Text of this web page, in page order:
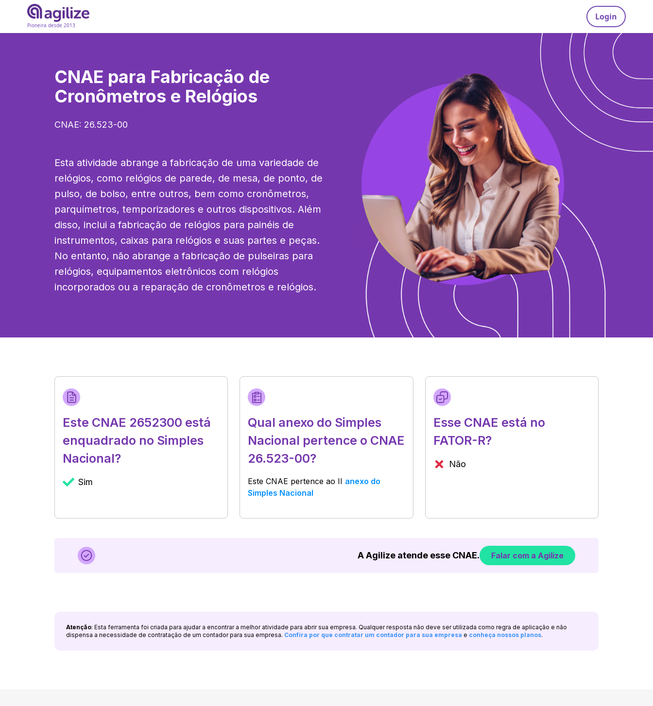
Pioneira desde 2013
Login
CNAE para Fabricação de
Cronômetros e Relógios
CNAE: 26.523-00
Esta atividade abrange a fabricação de uma variedade de
relógios, como relógios de parede, de mesa, de ponto, de
pulso, de bolso, entre outros, bem como cronômetros,
parquímetros, temporizadores e outros dispositivos. Além
disso, inclui a fabricação de relógios para painéis de
instrumentos, caixas para relógios e suas partes e peças.
No entanto, não abrange a fabricação de pulseiras para
relógios, equipamentos eletrônicos com relógios
incorporados ou a reparação de cronômetros e relógios.
Este CNAE 2652300 está
enquadrado no Simples
Nacional?
Sim
Qual anexo do Simples
Nacional pertence o CNAE
26.523-00?
Este CNAE pertence ao II anexo do
Simples Nacional
Esse CNAE está no
FATOR-R?
Não
A Agilize atende esse CNAE. Falar com a Agilize
Atenção: Esta ferramenta foi criada para ajudar a encontrar a melhor atividade para abrir sua empresa. Qualquer resposta não deve ser utilizada como regra de aplicação e não
dispensa a necessidade de contratação de um contador para sua empresa. Confira por que contratar um contador para sua empresa e conheça nossos planos.